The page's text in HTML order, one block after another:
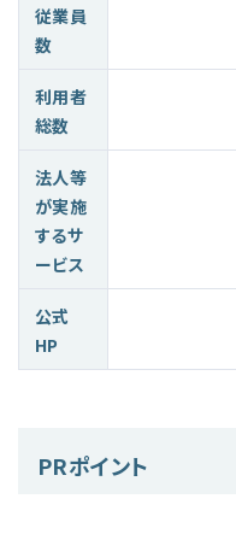
従業員
数
利用者
総数
法人等
が実施
するサ
ービス
公式
HP
PRポイント